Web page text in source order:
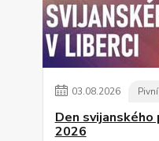
03.08.2026
Den svijanského
2026